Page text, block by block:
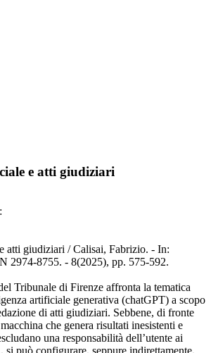
e atti giudiziari
atti giudiziari / Calisai, Fabrizio. - In:
8755. - 8(2025), pp. 575-592.
Tribunale di Firenze affronta la tematica
artificiale generativa (chatGPT) a scopo
di atti giudiziari. Sebbene, di fronte
che genera risultati inesistenti e
una responsabilità dell’utente ai